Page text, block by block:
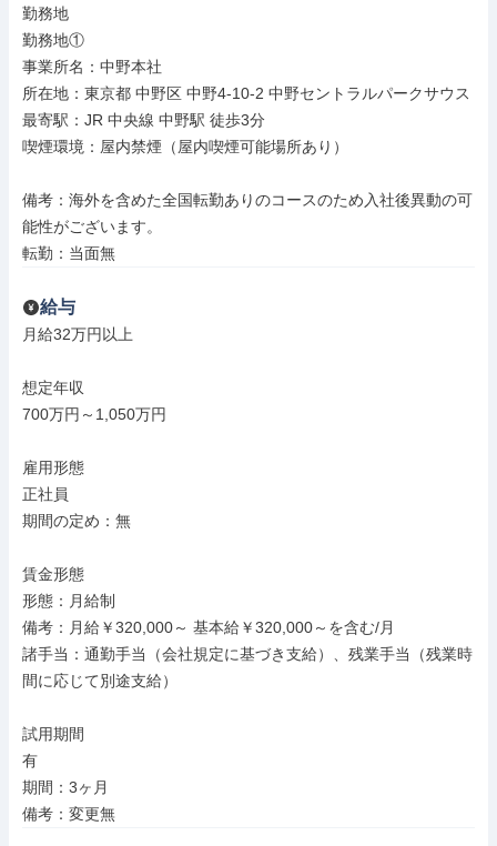
勤務地
勤務地①
事業所名：中野本社
所在地：東京都 中野区 中野4-10-2 中野セントラルパークサウス
最寄駅：JR 中央線 中野駅 徒歩3分
喫煙環境：屋内禁煙（屋内喫煙可能場所あり）
備考：海外を含めた全国転勤ありのコースのため入社後異動の可
能性がございます。
転勤：当面無
給与
月給32万円以上
想定年収
700万円～1,050万円
雇用形態
正社員
期間の定め：無
賃金形態
形態：月給制
備考：月給￥320,000～ 基本給￥320,000～を含む/月
諸手当：通勤手当（会社規定に基づき支給）、残業手当（残業時
間に応じて別途支給）
試用期間
有
期間：3ヶ月
備考：変更無